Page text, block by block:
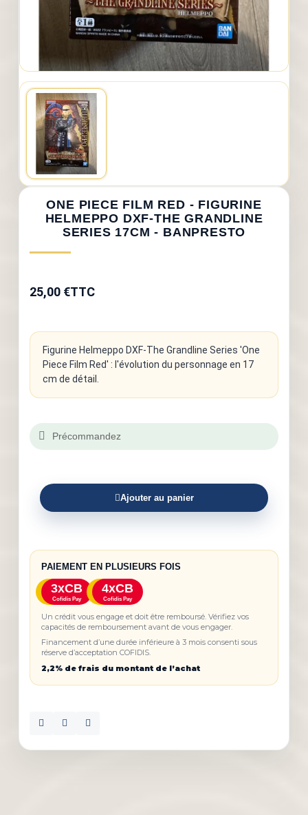
ONE PIECE FILM RED - FIGURINE
HELMEPPO DXF-THE GRANDLINE
SERIES 17CM - BANPRESTO
25,00 €TTC
Figurine Helmeppo DXF-The Grandline Series 'One
Piece Film Red' : l'évolution du personnage en 17
cm de détail.
Précommandez
Ajouter au panier
PAIEMENT EN PLUSIEURS FOIS
3xCB
Cofidis Pay
4xCB
Cofidis Pay
Un crédit vous engage et doit être remboursé. Vérifiez vos
capacités de remboursement avant de vous engager.
Financement d’une durée inférieure à 3 mois consenti sous
réserve d’acceptation COFIDIS.
2,2% de frais du montant de l’achat